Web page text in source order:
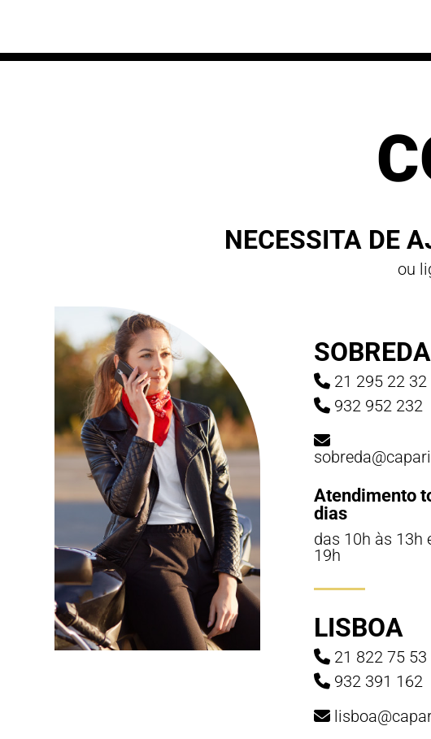
NECESSITA DE
ou
SOBREDA
21 295 22 32
932 952 232
Atendimento
dias
das 10h às 13h
19h
LISBOA
21 822 75 53
932 391 162